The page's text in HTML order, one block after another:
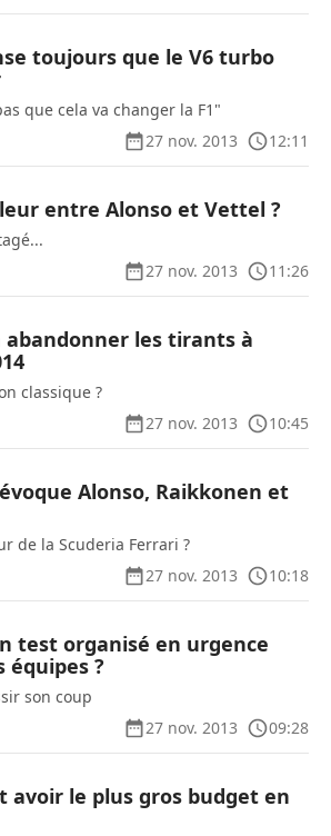
toujours que le V6 turbo
que cela va changer la F1"
27 nov. 2013
12:11
entre Alonso et Vettel ?
27 nov. 2013
11:26
les tirants à
classique ?
27 nov. 2013
10:45
Alonso, Raikkonen et
de la Scuderia Ferrari ?
27 nov. 2013
10:18
test organisé en urgence
équipes ?
son coup
27 nov. 2013
09:28
avoir le plus gros budget en